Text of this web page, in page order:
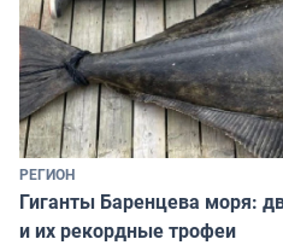
РЕГИОН
Гиганты Баренцева моря:
и их рекордные трофеи